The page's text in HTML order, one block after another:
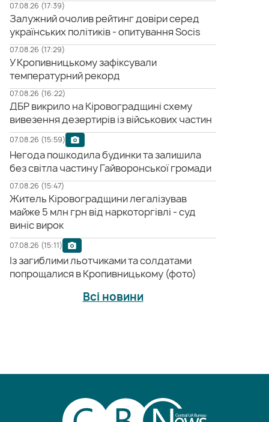
07.08.26 (17:39)
Залужний очолив рейтинг довіри серед
українських політиків - опитування Socis
07.08.26 (17:29)
У Кропивницькому зафіксували
температурний рекорд
07.08.26 (16:22)
ДБР викрило на Кіровоградщині схему
вивезення дезертирів із військових частин
07.08.26 (15:59)
Негода пошкодила будинки та залишила
без світла частину Гайворонської громади
07.08.26 (15:47)
Житель Кіровоградщини легалізував
майже 5 млн грн від наркоторгівлі - суд
виніс вирок
07.08.26 (15:11)
Із загиблими льотчиками та солдатами
попрощалися в Кропивницькому (фото)
Всі новини